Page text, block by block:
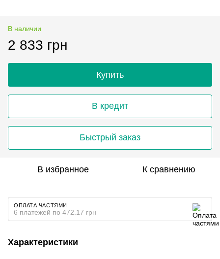
В наличии
2 833 грн
Купить
В кредит
Быстрый заказ
В избранное К сравнению
ОПЛАТА ЧАСТЯМИ
6 платежей по 472.17 грн
Характеристики